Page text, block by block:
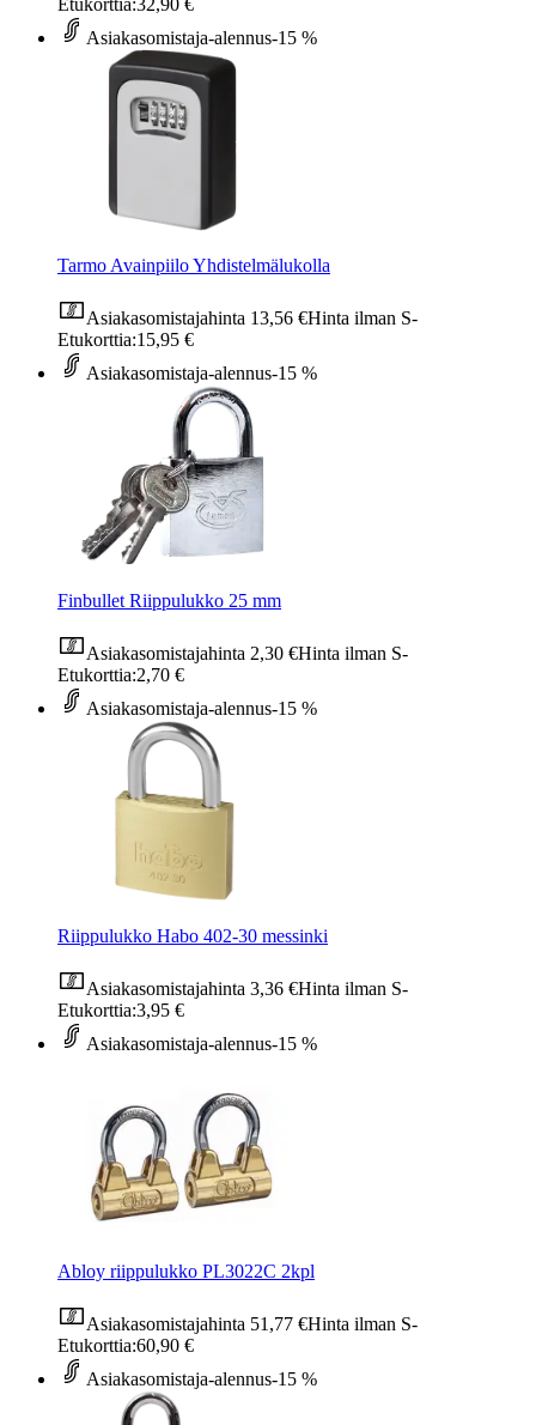
Etukorttia:32,90 €
Asiakasomistaja-alennus-15 %
Tarmo Avainpiilo Yhdistelmälukolla
Asiakasomistajahinta 13,56 €Hinta ilman S-
Etukorttia:15,95 €
Asiakasomistaja-alennus-15 %
Finbullet Riippulukko 25 mm
Asiakasomistajahinta 2,30 €Hinta ilman S-
Etukorttia:2,70 €
Asiakasomistaja-alennus-15 %
Riippulukko Habo 402-30 messinki
Asiakasomistajahinta 3,36 €Hinta ilman S-
Etukorttia:3,95 €
Asiakasomistaja-alennus-15 %
Abloy riippulukko PL3022C 2kpl
Asiakasomistajahinta 51,77 €Hinta ilman S-
Etukorttia:60,90 €
Asiakasomistaja-alennus-15 %